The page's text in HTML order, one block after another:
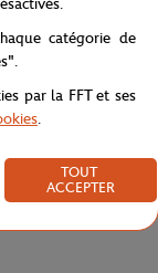
catégorie de
par la FFT et ses
.
TOUT
ACCEPTER